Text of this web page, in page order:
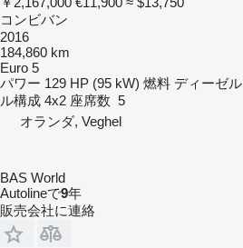
コンビバン
2016
184,860 km
Euro 5
パワー 129 HP (95 kW) 燃料 ディーゼル
ル構成 4x2 座席数 5
オランダ, Veghel
BAS World
Autolineで9年
販売会社に連絡